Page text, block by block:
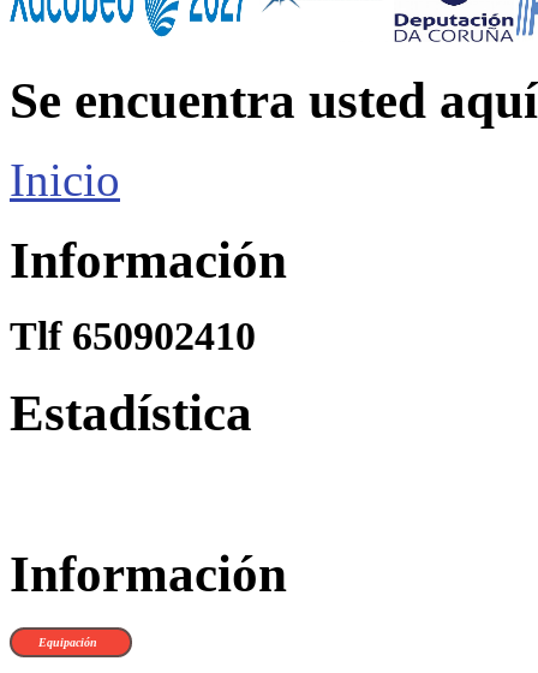
Se encuentra usted aquí
Inicio
Información
Tlf 650902410
Estadística
Información
Equipación